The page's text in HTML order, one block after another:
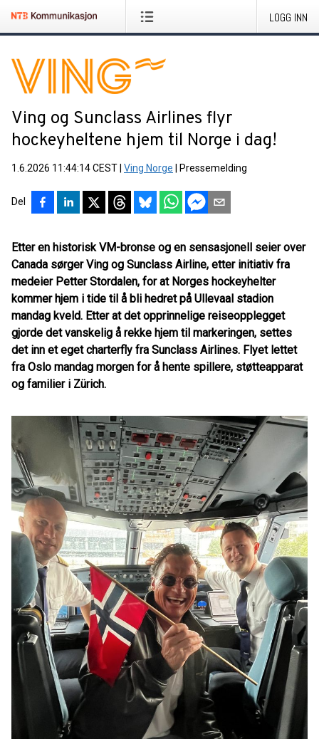
LOGG INN
Ving og Sunclass Airlines flyr
hockeyheltene hjem til Norge i dag!
1.6.2026 11:44:14 CEST Ving Norge Pressemelding
Del
Etter en historisk VM-bronse og en sensasjonell seier over
Canada sørger Ving og Sunclass Airline, etter initiativ fra
medeier Petter Stordalen, for at Norges hockeyhelter
kommer hjem i tide til å bli hedret på Ullevaal stadion
mandag kveld. Etter at det opprinnelige reiseopplegget
gjorde det vanskelig å rekke hjem til markeringen, settes
det inn et eget charterfly fra Sunclass Airlines. Flyet lettet
fra Oslo mandag morgen for å hente spillere, støtteapparat
og familier i Zürich.